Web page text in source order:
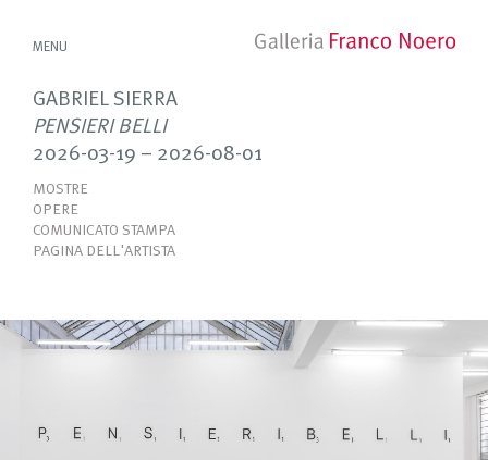
MENU
GABRIEL SIERRA
PENSIERI BELLI
2026-03-19 – 2026-08-01
MOSTRE
OPERE
COMUNICATO STAMPA
PAGINA DELL'ARTISTA